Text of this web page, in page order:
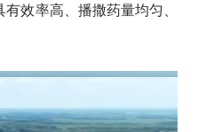
效率高、播撒药量均匀、